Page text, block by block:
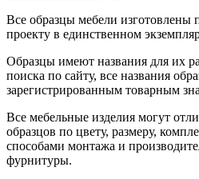
Все образцы мебели изготовлены
проекту в единственном
Образцы имеют названия для их
поиска по сайту, все названия
зарегистрированным товарным
Все мебельные изделия могут
образцов по цвету, размеру,
способами монтажа и
фурнитуры.